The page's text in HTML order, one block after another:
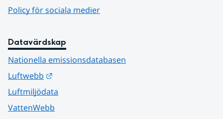
Policy för sociala medier
Datavärdskap
Nationella emissionsdatabasen
Luftwebb
Luftmiljödata
VattenWebb